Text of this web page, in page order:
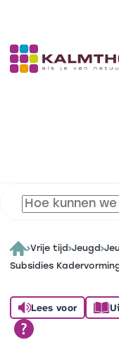
Vrije tijd Jeugd
Subsidies
Lees voor